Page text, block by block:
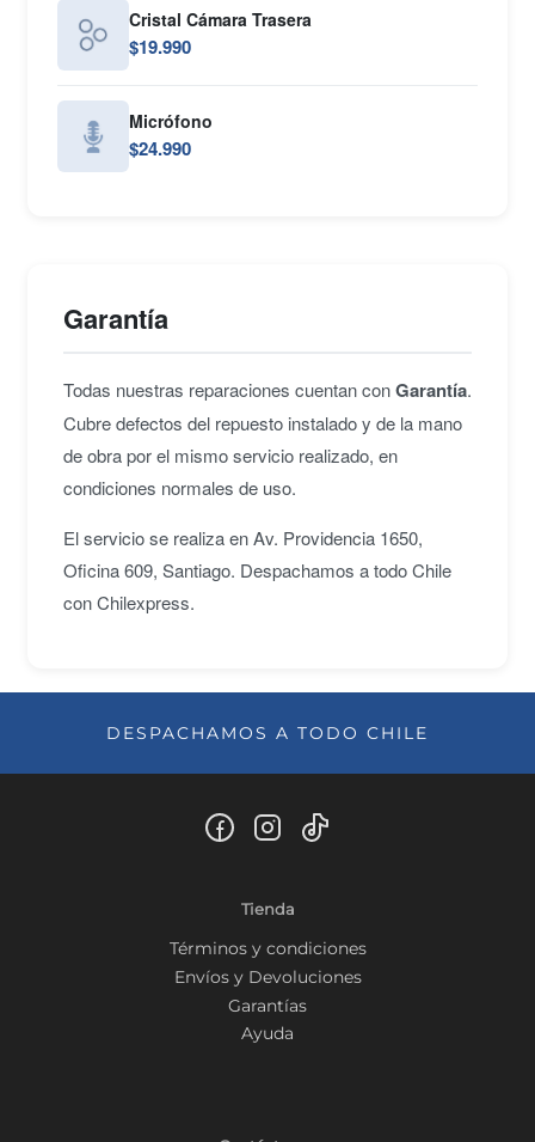
Cristal Cámara Trasera
$19.990
Micrófono
$24.990
Garantía
Todas nuestras reparaciones cuentan conGarantía.
Cubre defectos del repuesto instalado y de la mano
de obra por el mismo servicio realizado, en
condiciones normales de uso.
El servicio se realiza en Av. Providencia 1650,
Oficina 609, Santiago. Despachamos a todo Chile
con Chilexpress.
DESPACHAMOS A TODO CHILE
Tienda
Términos y condiciones
Envíos y Devoluciones
Garantías
Ayuda